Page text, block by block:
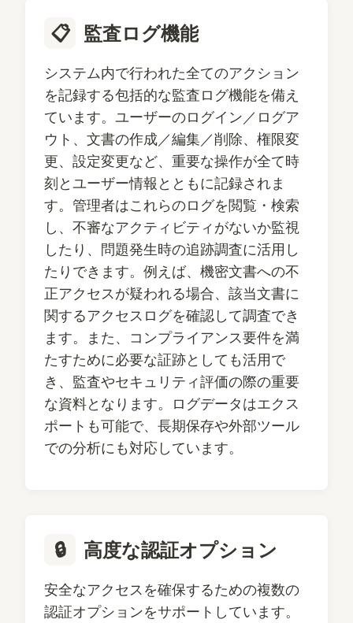
📋 監査ログ機能
システム内で行われた全てのアクション
を記録する包括的な監査ログ機能を備え
ています。ユーザーのログイン／ログア
ウト、文書の作成／編集／削除、権限変
更、設定変更など、重要な操作が全て時
刻とユーザー情報とともに記録されま
す。管理者はこれらのログを閲覧・検索
し、不審なアクティビティがないか監視
したり、問題発生時の追跡調査に活用し
たりできます。例えば、機密文書への不
正アクセスが疑われる場合、該当文書に
関するアクセスログを確認して調査でき
ます。また、コンプライアンス要件を満
たすために必要な証跡としても活用で
き、監査やセキュリティ評価の際の重要
な資料となります。ログデータはエクス
ポートも可能で、長期保存や外部ツール
での分析にも対応しています。
🔒 高度な認証オプション
安全なアクセスを確保するための複数の
認証オプションをサポートしています。